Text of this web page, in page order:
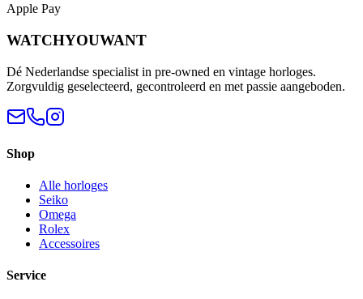
Apple Pay
WATCHYOUWANT
Dé Nederlandse specialist in pre-owned en vintage horloges.
Zorgvuldig geselecteerd, gecontroleerd en met passie aangeboden.
Shop
Alle horloges
Seiko
Omega
Rolex
Accessoires
Service